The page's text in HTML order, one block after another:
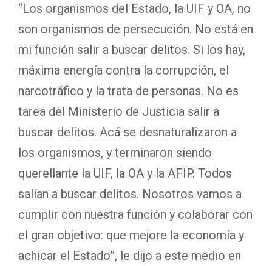
“Los organismos del Estado, la UIF y OA, no
son organismos de persecución. No está en
mi función salir a buscar delitos. Si los hay,
máxima energía contra la corrupción, el
narcotráfico y la trata de personas. No es
tarea del Ministerio de Justicia salir a
buscar delitos. Acá se desnaturalizaron a
los organismos, y terminaron siendo
querellante la UIF, la OA y la AFIP. Todos
salían a buscar delitos. Nosotros vamos a
cumplir con nuestra función y colaborar con
el gran objetivo: que mejore la economía y
achicar el Estado”, le dijo a este medio en